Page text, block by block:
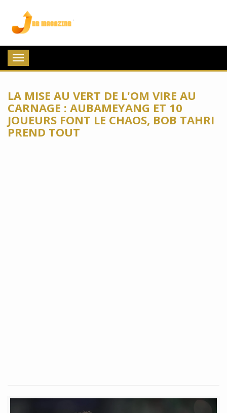
Toggle
navigation
LA MISE AU VERT DE L'OM VIRE AU
CARNAGE : AUBAMEYANG ET 10
JOUEURS FONT LE CHAOS, BOB TAHRI
PREND TOUT